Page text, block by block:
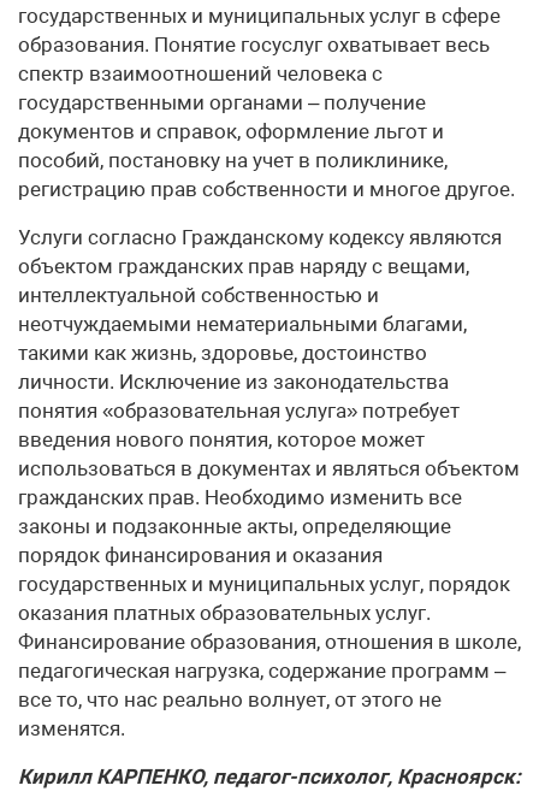
государственных и муниципальных услуг в сфере
образования. Понятие гос­услуг охватывает весь
спектр взаимоотношений человека с
государственными органами – получение
документов и справок, оформление льгот и
пособий, постановку на учет в поликлинике,
регистрацию прав собственности и многое другое.
Услуги согласно Гражданскому кодексу являются
объектом гражданских прав наряду с вещами,
интеллектуальной собственностью и
неотчуждаемыми нематериальными благами,
такими как жизнь, здоровье, достоинство
личности. Исключение из законодательства
понятия «образовательная услуга» потребует
введения нового понятия, которое может
использоваться в документах и являться объектом
гражданских прав. Необходимо изменить все
законы и подзаконные акты, определяющие
порядок финансирования и оказания
государственных и муниципальных услуг, порядок
оказания платных образовательных услуг.
Финансирование образования, отношения в школе,
педагогическая нагрузка, содержание программ –
все то, что нас реально волнует, от этого не
изменятся.
Кирилл КАРПЕНКО, педагог-психолог, Красноярск: